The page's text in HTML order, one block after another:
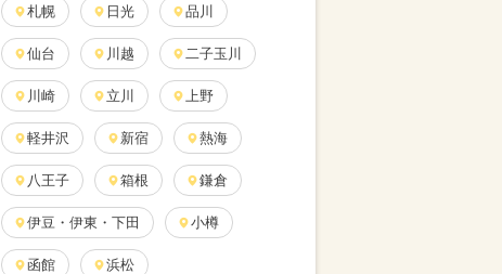
札幌 日光 品川
仙台 川越 二子玉川
川崎 立川 上野
軽井沢 新宿 熱海
八王子 箱根 鎌倉
伊豆・伊東・下田 小樽
函館 浜松